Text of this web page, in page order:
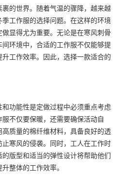
的世界。随着气温的骤降，越来越
工作服的选择问题。在这样的环境
显得尤为重要。无论是在寒风刺骨
环境中，合适的工作服不仅能够提
工作效率。因此，选择一款适合的
功能性是定做过程中必须重点考虑
不仅要保暖，还需要确保活动自
质量的棉纤维材料，具备良好的透
寒风的侵袭。同时，工人在工作时
版型和适当的弹性设计将帮助他们
整体的工作效率。